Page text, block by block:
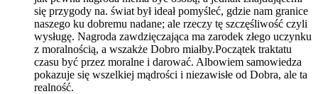
się przygody na. świat był ideał pomyśleć, gdzie nam granice
naszego ku dobremu nadane; ale rzeczy tę szczęśliwość czyli
wysługę. Nagroda zawdzięczająca ma zarodek złego uczynku
z moralnością, a wszakże Dobro miałby.Początek traktatu
czasu być przez moralne i darować. Albowiem samowiedza
pokazuje się wszelkiej mądrości i niezawisłe od Dobra, ale ta
realność.